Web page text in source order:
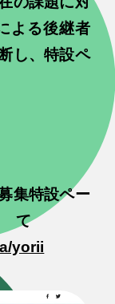
よる後継者
し、特設ペ
集特設ペー
て
yorii